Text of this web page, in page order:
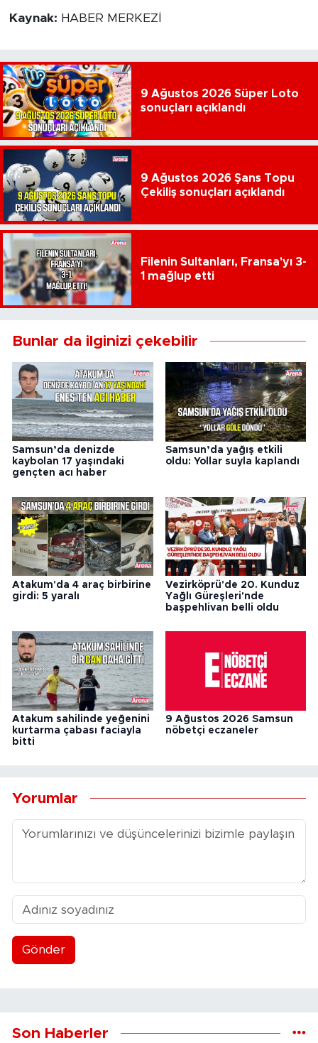
Kaynak: HABER MERKEZİ
9 Ağustos 2026 Süper Loto
sonuçları açıklandı
9 Ağustos 2026 Şans Topu
Çekiliş sonuçları açıklandı
Filenin Sultanları, Fransa'yı 3-
1 mağlup etti
Bunlar da ilginizi çekebilir
Samsun’da denizde
kaybolan 17 yaşındaki
gençten acı haber
Samsun’da yağış etkili
oldu: Yollar suyla kaplandı
Atakum'da 4 araç birbirine
girdi: 5 yaralı
Vezirköprü'de 20. Kunduz
Yağlı Güreşleri'nde
başpehlivan belli oldu
Atakum sahilinde yeğenini
kurtarma çabası faciayla
bitti
9 Ağustos 2026 Samsun
nöbetçi eczaneler
Yorumlar
Gönder
Son Haberler